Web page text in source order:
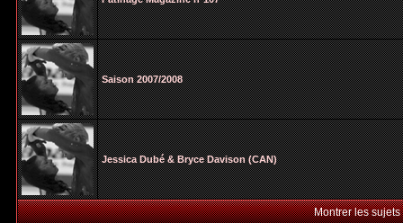
Saison 2007/2008
Jessica Dubé & Bryce Davison (CAN)
Montrer les